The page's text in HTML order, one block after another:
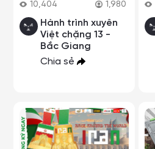
10,404 1,980
Hành trình xuyên
Việt chặng 13 -
Bắc Giang
Chia sẻ